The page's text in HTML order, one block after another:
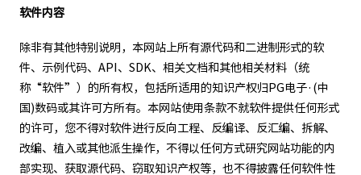
软件内容
除非有其他特别说明，本网站上所有源代码和二进制形式的软
件、示例代码、API、SDK、相关文档和其他相关材料（统
称“软件”）的所有权，包括所适用的知识产权归PG电子·(中
国)数码或其许可方所有。本网站使用条款不就软件提供任何形式
的许可，您不得对软件进行反向工程、反编译、反汇编、拆解、
改编、植入或其他派生操作，不得以任何方式研究网站功能的内
部实现、获取源代码、窃取知识产权等，也不得披露任何软件性